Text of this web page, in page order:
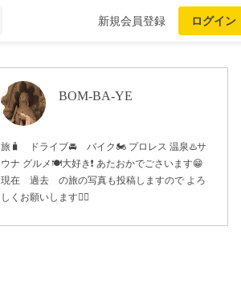
新規会員登録 ログイン
BOM-BA-YE
旅🧳 ドライブ🚘 バイク🏍️ プロレス 温泉♨️サ
ウナ グルメ🍽️大好き❗️ あたおかでごさいます😁
現在 過去 の旅の写真も投稿しますので よろ
しくお願いします🙇‍♂️